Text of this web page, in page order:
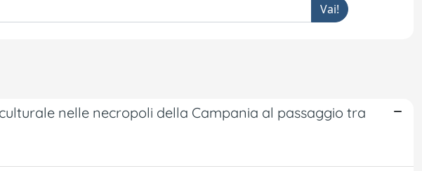
nelle necropoli della Campania al passaggio tra